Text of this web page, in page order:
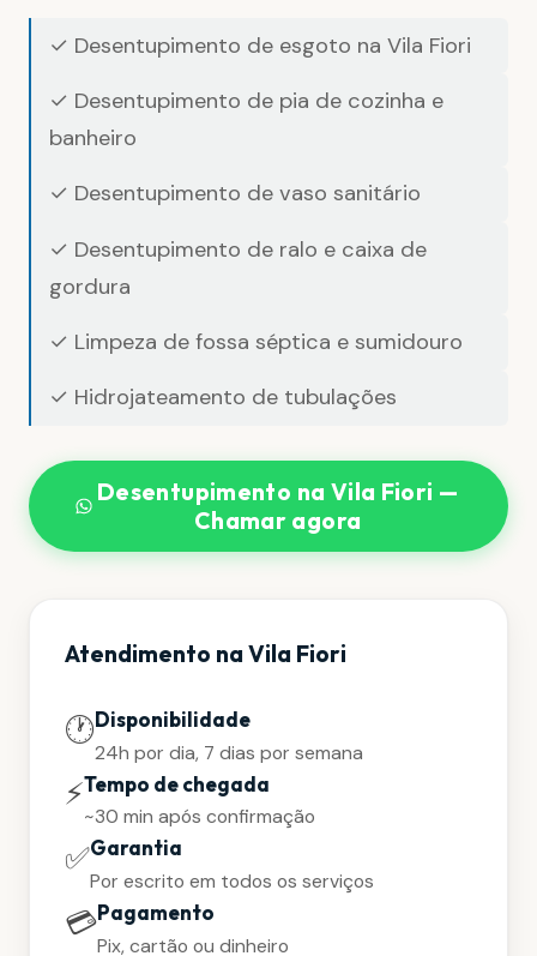
✓ Desentupimento de esgoto na Vila Fiori
✓ Desentupimento de pia de cozinha e
banheiro
✓ Desentupimento de vaso sanitário
✓ Desentupimento de ralo e caixa de
gordura
✓ Limpeza de fossa séptica e sumidouro
✓ Hidrojateamento de tubulações
Desentupimento na Vila Fiori —
Chamar agora
Atendimento na Vila Fiori
🕐Disponibilidade
24h por dia, 7 dias por semana
⚡Tempo de chegada
~30 min após confirmação
✅Garantia
Por escrito em todos os serviços
💳Pagamento
Pix, cartão ou dinheiro